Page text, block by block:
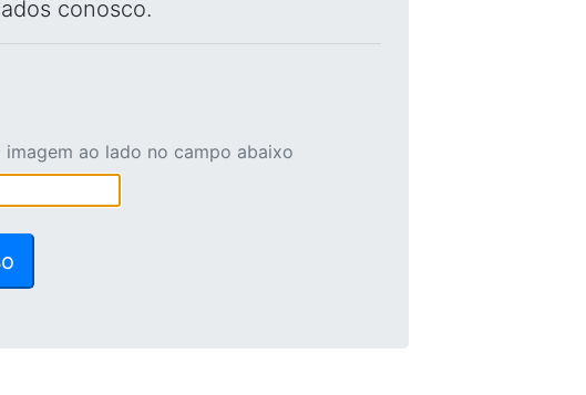
conosco.
imagem ao lado no campo abaixo